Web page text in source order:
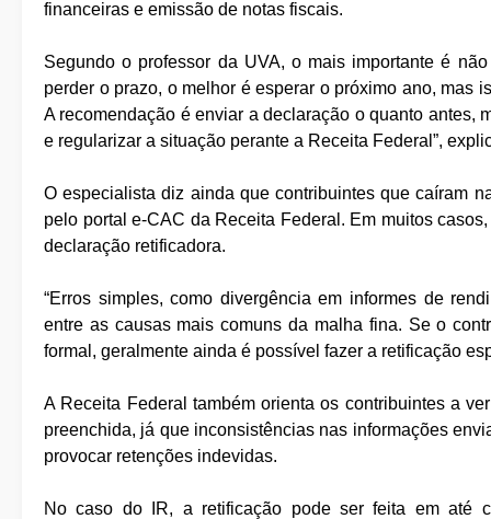
financeiras e emissão de notas fiscais.
Segundo o professor da UVA, o mais importante é
perder o prazo, o melhor é esperar o próximo ano, mas
A recomendação é enviar a declaração o quanto antes,
e regularizar a situação perante a Receita Federal”,
O especialista diz ainda que contribuintes que caíram
pelo portal e-CAC da Receita Federal. Em muitos
declaração retificadora.
“Erros simples, como divergência em informes de
entre as causas mais comuns da malha fina. Se o
formal, geralmente ainda é possível fazer a retificação
A Receita Federal também orienta os contribuintes a
preenchida, já que inconsistências nas informações
provocar retenções indevidas.
No caso do IR, a retificação pode ser feita em até